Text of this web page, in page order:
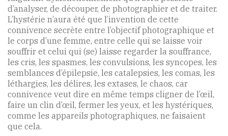
d’analyser, de découper, de photographier et de traiter.
L’hystérie n’aura été que l’invention de cette
connivence secrète entre l’objectif photographique et
le corps d’une femme, entre celle qui se laisse voir
souffrir et celui qui (se) laisse regarder la souffrance,
les cris, les spasmes, les convulsions, les syncopes, les
semblances d’épilepsie, les catalepsies, les comas, les
léthargies, les délires, les extases, le chaos, car
connivence veut dire en même temps cligner de l’œil,
faire un clin d’œil, fermer les yeux, et les hystériques,
comme les appareils photographiques, ne faisaient
que cela.